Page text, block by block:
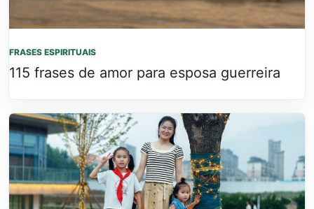
FRASES ESPIRITUAIS
115 frases de amor para esposa guerreira